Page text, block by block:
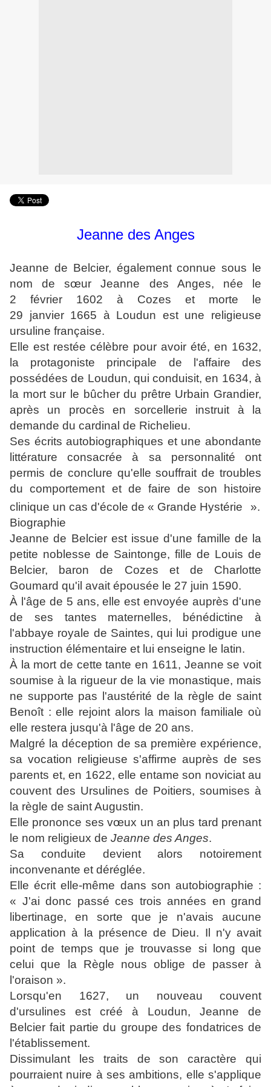
Jeanne des Anges
Jeanne de Belcier, également connue sous le
nom de sœur Jeanne des Anges, née le
2 février 1602 à Cozes et morte le
29 janvier 1665 à Loudun est une religieuse
ursuline française.
Elle est restée célèbre pour avoir été, en 1632,
la protagoniste principale de l'affaire des
possédées de Loudun, qui conduisit, en 1634, à
la mort sur le bûcher du prêtre Urbain Grandier,
après un procès en sorcellerie instruit à la
demande du cardinal de Richelieu.
Ses écrits autobiographiques et une abondante
littérature consacrée à sa personnalité ont
permis de conclure qu'elle souffrait de troubles
du comportement et de faire de son histoire
clinique un cas d'école de « Grande Hystérie
».
Biographie
Jeanne de Belcier est issue d'une famille de la
petite noblesse de Saintonge, fille de Louis de
Belcier, baron de Cozes et de Charlotte
Goumard qu'il avait épousée le 27 juin 1590.
À l'âge de 5 ans, elle est envoyée auprès d'une
de ses tantes maternelles, bénédictine à
l'abbaye royale de Saintes, qui lui prodigue une
instruction élémentaire et lui enseigne le latin.
À la mort de cette tante en 1611, Jeanne se voit
soumise à la rigueur de la vie monastique, mais
ne supporte pas l'austérité de la règle de saint
Benoît : elle rejoint alors la maison familiale où
elle restera jusqu'à l'âge de 20 ans.
Malgré la déception de sa première expérience,
sa vocation religieuse s'affirme auprès de ses
parents et, en 1622, elle entame son noviciat au
couvent des Ursulines de Poitiers, soumises à
la règle de saint Augustin.
Elle prononce ses vœux un an plus tard prenant
le nom religieux de Jeanne des Anges.
Sa conduite devient alors notoirement
inconvenante et déréglée.
Elle écrit elle-même dans son autobiographie :
« J'ai donc passé ces trois années en grand
libertinage, en sorte que je n'avais aucune
application à la présence de Dieu. Il n'y avait
point de temps que je trouvasse si long que
celui que la Règle nous oblige de passer à
l'oraison ».
Lorsqu'en 1627, un nouveau couvent
d'ursulines est créé à Loudun, Jeanne de
Belcier fait partie du groupe des fondatrices de
l'établissement.
Dissimulant les traits de son caractère qui
pourraient nuire à ses ambitions, elle s'applique